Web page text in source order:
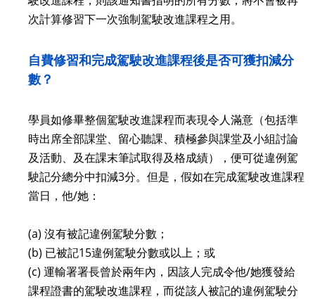
次計算修習下一次強制駕駛改進課程之用。
自費修習和完成駕駛改進課程後是否可獲扣減分
數？
學員如修畢整個駕駛改進課程而表現令人滿意（包括準
時出席全部課堂、留心聽課、積極參與課堂及小組討論
及活動、及在課末筆試取得及格成績），便可從違例駕
駛記分總分中扣減3分。但是，假如在完成駕駛改進課程
當日，他/她：
(a) 沒有被記違例駕駛分數；
(b) 已被記15違例駕駛分數或以上；或
(c) 運輸署署長曾於兩年內，因該人完成令他/她獲發給
課程證書的駕駛改進課程，而從該人被記的違例駕駛分